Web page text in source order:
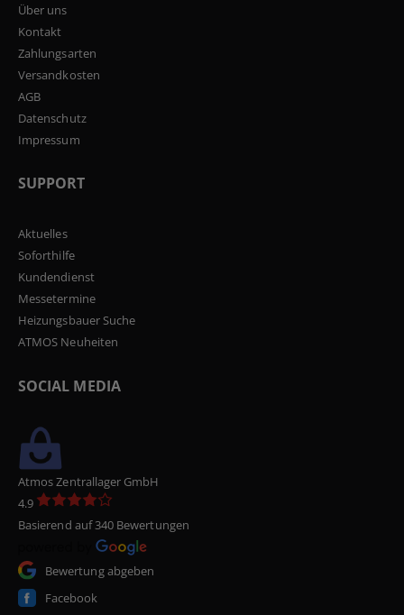
Über uns
Kontakt
Zahlungsarten
Versandkosten
AGB
Datenschutz
Impressum
SUPPORT
Aktuelles
Soforthilfe
Kundendienst
Messetermine
Heizungsbauer Suche
ATMOS Neuheiten
SOCIAL MEDIA
Atmos Zentrallager GmbH
4.9
Basierend auf 340 Bewertungen
Bewertung abgeben
Facebook